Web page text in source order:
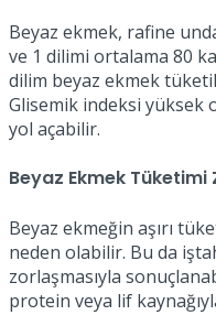
Beyaz ekmek, rafine
ve 1 dilimi ortalama 80
dilim beyaz ekmek
Glisemik indeksi yüksek
yol açabilir.
Beyaz Ekmek Tüketimi
Beyaz ekmeğin aşırı
neden olabilir. Bu da
zorlaşmasıyla
protein veya lif